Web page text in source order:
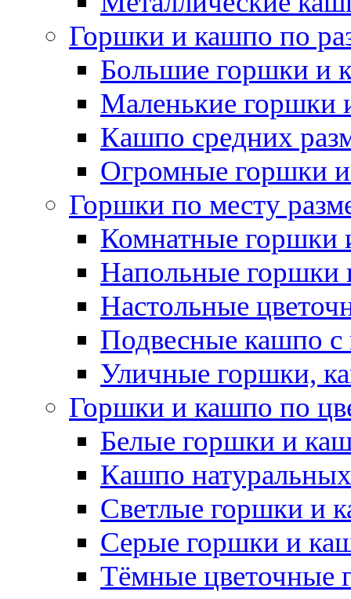
Горшки и кашпо по
Большие горшки и
Маленькие горшки
Кашпо средних
Огромные горшки
Горшки по месту
Комнатные горшки
Напольные горшки
Настольные
Подвесные кашпо с
Уличные горшки,
Горшки и кашпо по
Белые горшки и
Кашпо
Светлые горшки и
Серые горшки и
Тёмные цветочные